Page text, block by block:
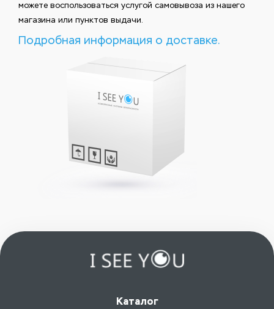
можете воспользоваться услугой самовывоза из нашего
магазина или пунктов выдачи.
Подробная информация о доставке.
Каталог